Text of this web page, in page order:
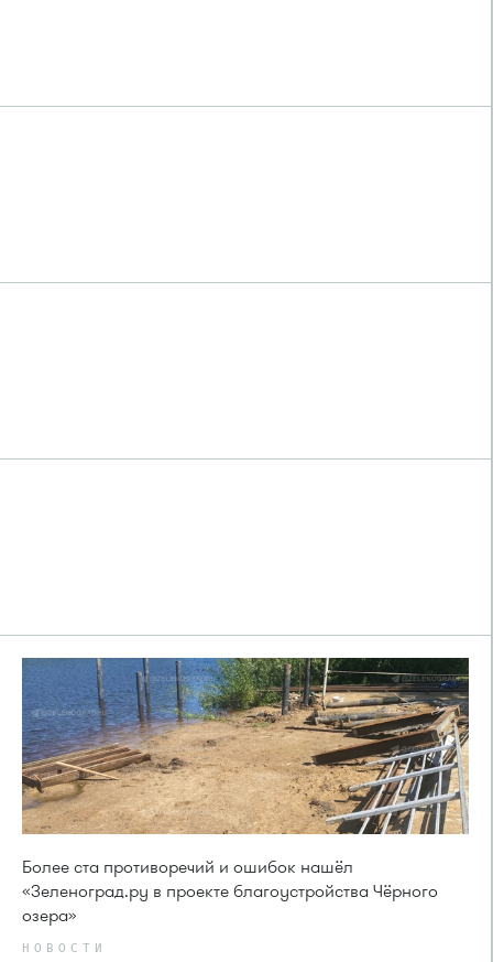
Более ста противоречий и ошибок нашёл
«Зеленоград.ру в проекте благоустройства Чёрного
озера»
НОВОСТИ